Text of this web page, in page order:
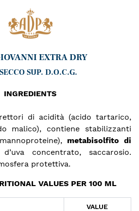
EXTRA DRY
SUP. D.O.C.G.
INGREDIENTS
di acidità (acido tartarico,
malico), contiene stabilizzanti
metabisolfito di
concentrato, saccarosio.
protettiva.
VALUES ​​PER 100 ML
VALUE